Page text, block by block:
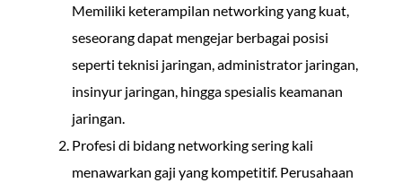
Memiliki keterampilan networking yang kuat,
seseorang dapat mengejar berbagai posisi
seperti teknisi jaringan, administrator jaringan,
insinyur jaringan, hingga spesialis keamanan
jaringan.
Profesi di bidang networking sering kali
menawarkan gaji yang kompetitif. Perusahaan